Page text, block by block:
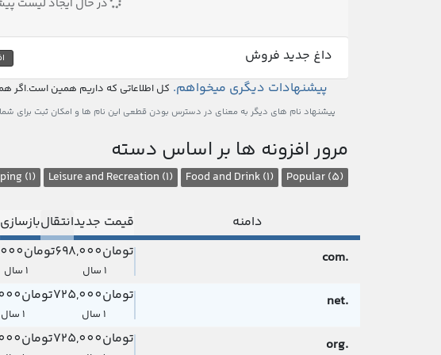
در حال ایجاد لیست
داغ جدید فروش
پیشنهادات دیگری میخواهم. کل اطلاعاتی که داریم همین است.اگر
پیشنهاد نام های دیگر به معنای در دسترس بودن قطعی این نام ها و امکان ثبت برای
مرور افزونه ها بر اساس دسته
Popular (5)
Food and Drink (1)
Leisure and Recreation (1)
(1)
دامنه قیمت جدیدانتقالبازسازی
.com
تومان698,000
1 سال
تومان698,000
1 سال
.net تومان725,000
1 سال
تومان725,000
1 سال
.org تومان725,000 تومان725,000